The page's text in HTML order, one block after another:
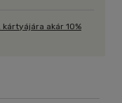
akár 10%